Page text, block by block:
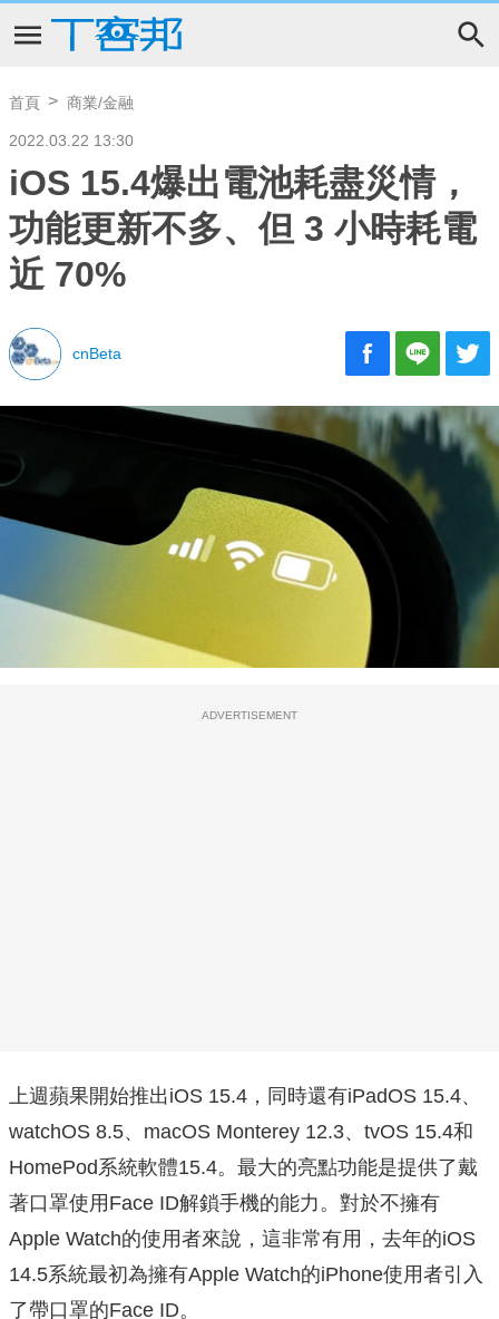
首頁 商業/金融
2022.03.22 13:30
iOS 15.4爆出電池耗盡災情，
功能更新不多、但 3 小時耗電
近 70%
cnBeta
ADVERTISEMENT
上週蘋果開始推出iOS 15.4，同時還有iPadOS 15.4、
watchOS 8.5、macOS Monterey 12.3、tvOS 15.4和
HomePod系統軟體15.4。最大的亮點功能是提供了戴
著口罩使用Face ID解鎖手機的能力。對於不擁有
Apple Watch的使用者來說，這非常有用，去年的iOS
14.5系統最初為擁有Apple Watch的iPhone使用者引入
了帶口罩的Face ID。